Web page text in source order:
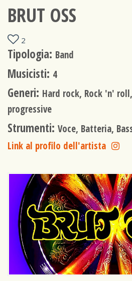
BRUT OSS
2
Tipologia: Band
Musicisti: 4
Generi: Hard rock, Rock 'n'
progressive
Strumenti: Voce, Batteria,
Link al profilo dell'artista